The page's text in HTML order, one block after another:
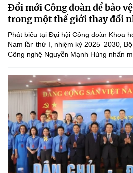
Sở Khoa học và Công nghệ
Chuyển đổi số
Bưu chính, Viễn thông
Tiêu chuẩn, đo lường, chất
Năng lượng nguyên tử
Tin tổng hợp
Tin địa phương
Văn bản QPPL
Văn bản chỉ đạo điều hành
Lấy ý kiến người dân về dự thảo
MST IOFFICE
THỐNG KÊ
Khoa học và Công nghệ
Đổi mới sáng tạo
Chuyển đổi số
Bưu chính, Viễn thông
Sở hữu trí tuệ
Multimedia
THƯ ĐIỆN TỬ
Videos
Infographic
Ảnh
Đổi mới Công đoàn để bảo
trong một thế giới thay đổi
Phát biểu tại Đại hội Công đoàn Khoa
Nam lần thứ I, nhiệm kỳ 2025–2030,
Công nghệ Nguyễn Mạnh Hùng nhấn